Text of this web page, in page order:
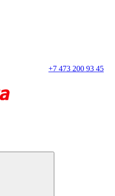
+7 473 200 93 45